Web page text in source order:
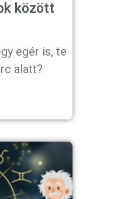
között
egér is, te
alatt?